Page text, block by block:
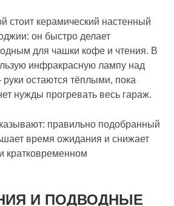
стоит керамический настенный
он быстро делает
для чашки кофе и чтения. В
инфракрасную лампу над
остаются тёплыми, пока
нужды прогревать весь гараж.
правильно подобранный
время ожидания и снижает
кратковременном
И ПОДВОДНЫЕ